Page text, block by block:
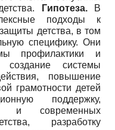
Гипотеза.В
подходы к
детства, в том
специфику. Они
профилактики и
создание системы
повышение
грамотности детей
поддержку,
и современных
разработку